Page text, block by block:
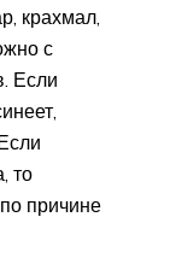
крахмал,
с
Если
то
причине